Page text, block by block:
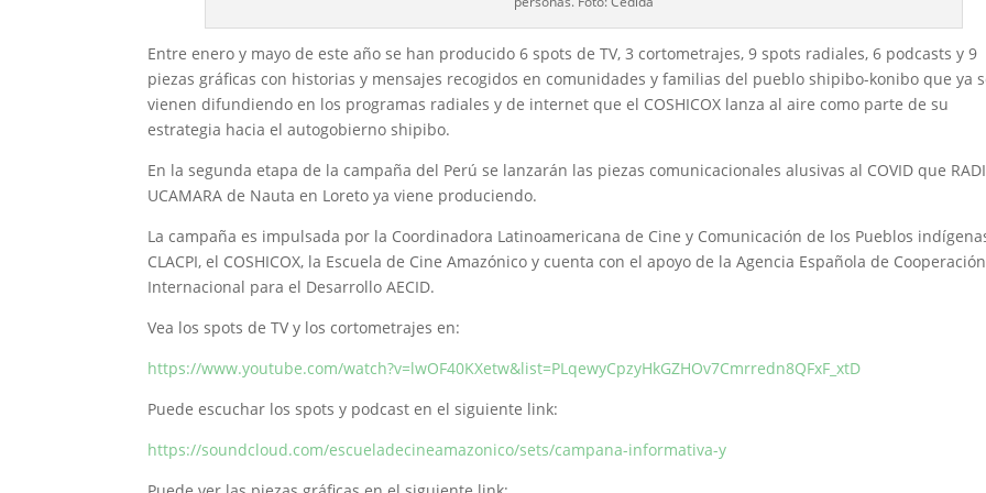
Entre enero y mayo de este año se han producido 6 spots de TV, 3 cortometrajes, 9 spots radiales, 6 podcasts y 9
piezas gráficas con historias y mensajes recogidos en comunidades y familias del pueblo shipibo-konibo que ya
vienen difundiendo en los programas radiales y de internet que el COSHICOX lanza al aire como parte de su
estrategia hacia el autogobierno shipibo.
En la segunda etapa de la campaña del Perú se lanzarán las piezas comunicacionales alusivas al COVID que
UCAMARA de Nauta en Loreto ya viene produciendo.
La campaña es impulsada por la Coordinadora Latinoamericana de Cine y Comunicación de los Pueblos
CLACPI, el COSHICOX, la Escuela de Cine Amazónico y cuenta con el apoyo de la Agencia Española de Cooperación
Internacional para el Desarrollo AECID.
Vea los spots de TV y los cortometrajes en:
https://www.youtube.com/watch?v=lwOF40KXetw&list=PLqewyCpzyHkGZHOv7Cmrredn8QFxF_xtD
Puede escuchar los spots y podcast en el siguiente link:
https://soundcloud.com/escueladecineamazonico/sets/campana-informativa-y